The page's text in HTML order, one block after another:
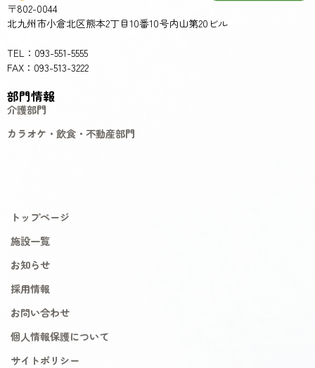
〒802-0044
北九州市小倉北区熊本2丁目10番10号内山第20ビル
TEL：093-551-5555
FAX：093-513-3222
部門情報
介護部門
カラオケ・飲食・不動産部門
トップページ
施設一覧
お知らせ
採用情報
お問い合わせ
個人情報保護について
サイトポリシー